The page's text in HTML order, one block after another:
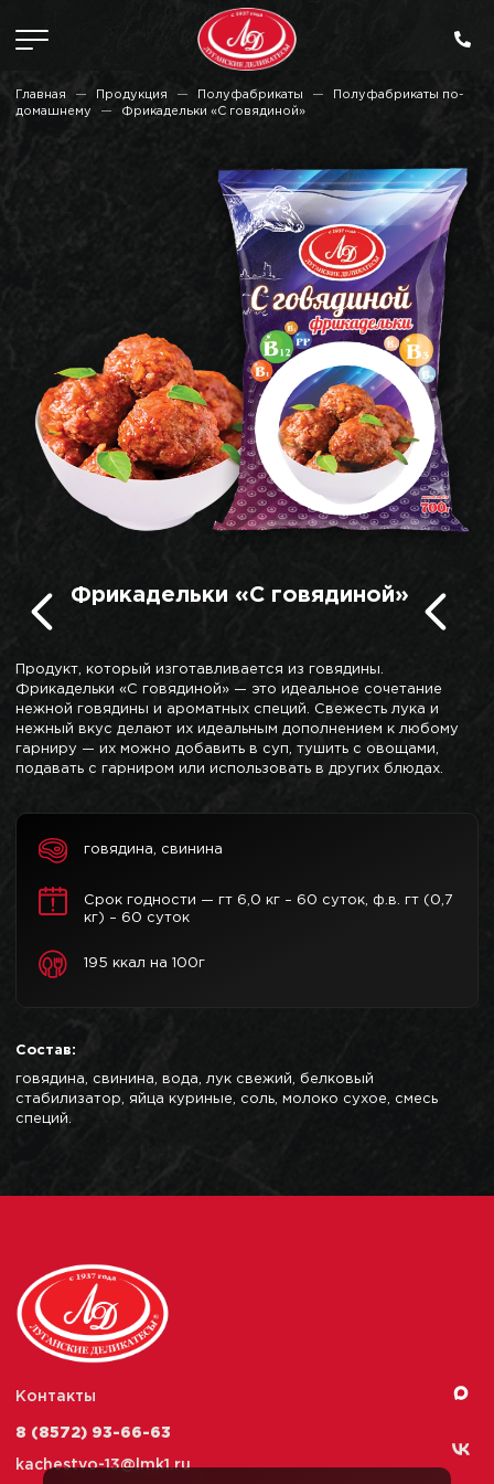
Главная Продукция Полуфабрикаты
Полуфабрикаты по-
домашнему
Фрикадельки «С говядиной»
Фрикадельки «С говядиной»
Продукт, который изготавливается из говядины.
Фрикадельки «С говядиной» — это идеальное сочетание
нежной говядины и ароматных специй. Свежесть лука и
нежный вкус делают их идеальным дополнением к любому
гарниру — их можно добавить в суп, тушить с овощами,
подавать с гарниром или использовать в других блюдах.
говядина, свинина
Срок годности — гт 6,0 кг – 60 суток, ф.в. гт (0,7
кг) – 60 суток
195 ккал на 100г
Состав:
говядина, свинина, вода, лук свежий, белковый
стабилизатор, яйца куриные, соль, молоко сухое, смесь
специй.
Контакты
8 (8572) 93-66-63
kachestvo-13@lmk1.ru